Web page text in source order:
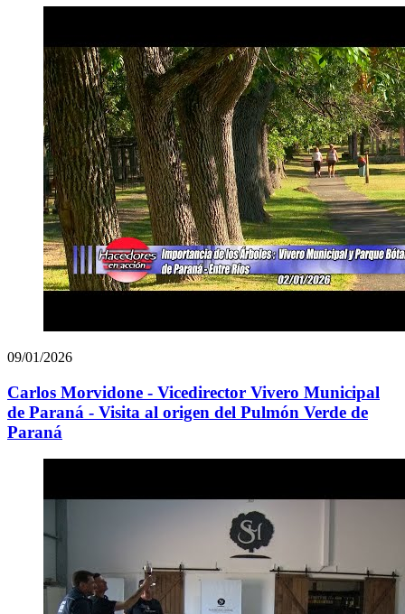
09/01/2026
Carlos Morvidone - Vicedirector Vivero Municipal
de Paraná - Visita al origen del Pulmón Verde de
Paraná